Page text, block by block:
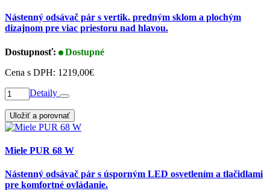
Nástenný odsávač pár s vertik. predným sklom a plochým
dizajnom pre viac priestoru nad hlavou.
Dostupnosť:
Dostupné
Cena s DPH: 1219,00€
Detaily
Uložiť a porovnať
Miele PUR 68 W
Nástenný odsávač pár s úsporným LED osvetlením a tlačidlami
pre komfortné ovládanie.